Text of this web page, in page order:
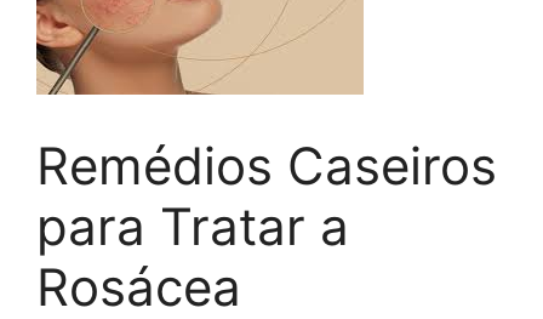
Remédios Caseiros
para Tratar a
Rosácea